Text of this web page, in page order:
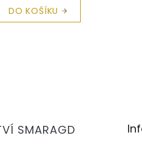
DO KOŠÍKU
SMARAGD